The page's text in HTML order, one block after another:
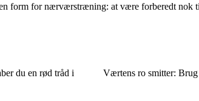
form for nærværstræning: at være forberedt nok
du en rød tråd i
Værtens ro smitter: